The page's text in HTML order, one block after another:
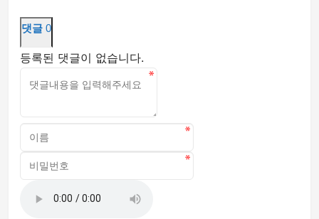
댓글 0
등록된 댓글이 없습니다.